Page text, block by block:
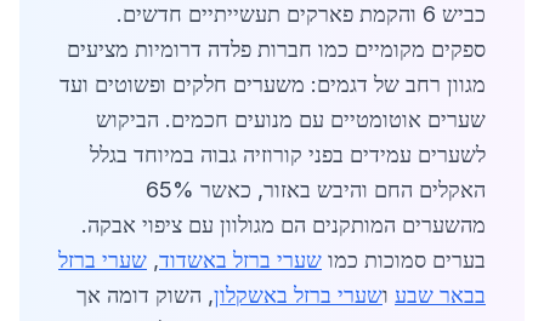
כביש 6 והקמת פארקים תעשייתיים חדשים.
ספקים מקומיים כמו חברות פלדה דרומיות מציעים
מגוון רחב של דגמים: משערים חלקים ופשוטים ועד
שערים אוטומטיים עם מנועים חכמים. הביקוש
לשערים עמידים בפני קורוזיה גבוה במיוחד בגלל
האקלים החם והיבש באזור, כאשר 65%
מהשערים המותקנים הם מגולוון עם ציפוי אבקה.
בערים סמוכות כמו שערי ברזל באשדוד, שערי ברזל
בבאר שבע ושערי ברזל באשקלון, השוק דומה אך